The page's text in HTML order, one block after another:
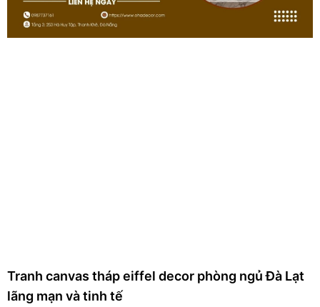
Tranh canvas tháp eiffel decor phòng ngủ Đà Lạt
lãng mạn và tinh tế